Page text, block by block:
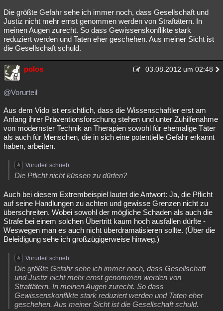
Die größte Gefahr sehe ich immer noch, dass Gesellschaft und
Justiz nicht mehr ernst genommen werden von Straftätern. In
meinen Augen zurecht. So dass Gewissenskonflikte stark
reduziert werden und Taten eher geschehen. Aus meiner Sicht ist
die Gesellschaft schuld.
polos 03.08.2012 um 02:48
@Vorurteil
Aus dem Vido ist ersichtlich, dass die Wissenschaftler erst am
Anfang ihrer Präventionsforschung stehen und unter Zuhilfenahme
von modernster Technik an Therapien sowohl für ehemalige Täter
als auch für Menschen, die in sich eine potentielle Gefahr erkannt
haben, arbeiten.
Vorurteil schrieb:
Die Pflicht nicht küssen zu dürfen?
Auch bei diesem Extrembeispiel lautet die Antwort: Ja, die Pflicht
auf seine Handlungen zu achten und gewisse Grenzen nicht zu
überschreiten. Wobei sowohl der mögliche Schaden als auch die
Strafe bei einem solchen Übertritt kaum hoch ausfallen dürfte -
Weswegen man es auch nicht überdramatisieren sollte. (Über die
Beleidigung sehe ich großzügigerweise hinweg.)
Vorurteil schrieb:
Die größte Gefahr sehe ich immer noch, dass Gesellschaft
und Justiz nicht mehr ernst genommen werden von
Straftätern. In meinen Augen zurecht. So dass
Gewissenskonflikte stark reduziert werden und Taten eher
geschehen. Aus meiner Sicht ist die Gesellschaft schuld.